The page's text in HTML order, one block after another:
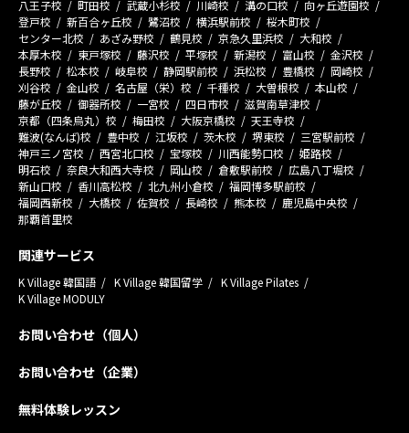
八王子校
町田校 武蔵小杉校 川崎校 溝の口校
向ヶ丘遊園校
登戸校
新百合ヶ丘校 鷺沼校 横浜駅前校
桜木町校
センター北校
あざみ野校 鶴見校 京急久里浜校
大和校
本厚木校
東戸塚校 藤沢校 平塚校 新潟校 富山校
金沢校
長野校
松本校 岐阜校 静岡駅前校 浜松校 豊橋校
岡崎校
刈谷校
金山校 名古屋（栄）校 千種校 大曽根校
本山校
藤が丘校
御器所校 一宮校 四日市校
滋賀南草津校
京都（四条烏丸）校
梅田校 大阪京橋校
天王寺校
難波(なんば)校
豊中校 江坂校 茨木校 堺東校
三宮駅前校
神戸三ノ宮校
西宮北口校 宝塚校 川西能勢口校
姫路校
明石校
奈良大和西大寺校 岡山校 倉敷駅前校
広島八丁堀校
新山口校
香川高松校 北九州小倉校
福岡博多駅前校
福岡西新校
大橋校 佐賀校 長崎校 熊本校
鹿児島中央校
那覇首里校
関連サービス
K Village 韓国語 K Village 韓国留学
K Village Pilates
K Village MODULY
お問い合わせ（個人）
お問い合わせ（企業）
無料体験レッスン